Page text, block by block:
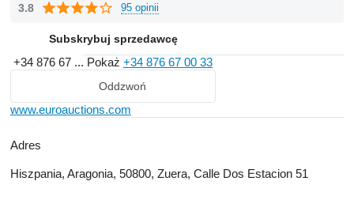
3.8 95 opinii
Subskrybuj sprzedawcę
+34 876 67 ... Pokaż +34 876 67 00 33
Oddzwoń
www.euroauctions.com
Adres
Hiszpania, Aragonia, 50800, Zuera, Calle Dos Estacion 51